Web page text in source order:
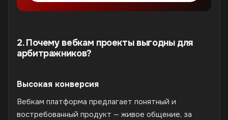
2. Почему вебкам проекты выгодны для
арбитражников?
Высокая конверсия
Вебкам платформа предлагает понятный и
востребованный продукт — живое общение, за